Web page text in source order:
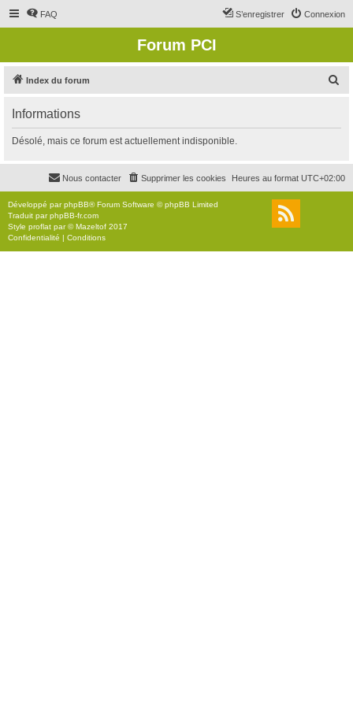
FAQ Connexion
S’enregistrer
Forum PCI
Index du forum
r
c
r
Informations
Désolé, mais ce forum est actuellement indisponible.
Heures au format UTC+02:00
Supprimer les cookies
Nous contacter
Développé parphpBB® Forum Software © phpBB Limited
Traduit parphpBB-fr.com
Style proflat par ©Mazeltof 2017
Confidentialité | Conditions